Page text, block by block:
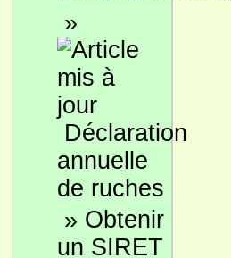
»
Déclaration
annuelle
de ruches
» Obtenir
un SIRET